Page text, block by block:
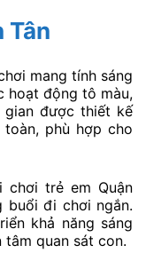
Tân
mang tính sáng
hoạt động tô màu,
gian được thiết kế
toàn, phù hợp cho
chơi trẻ em Quận
buổi đi chơi ngắn.
khả năng sáng
quan sát con.